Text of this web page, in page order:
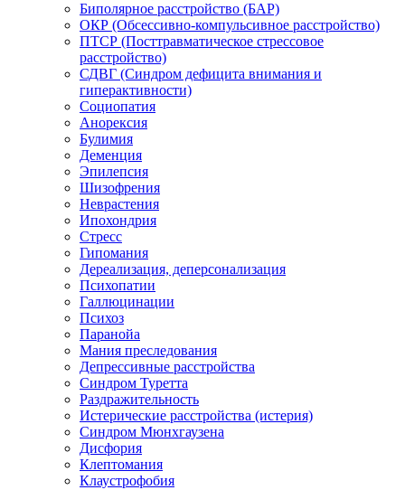
Биполярное расстройство (БАР)
ОКР (Обсессивно-компульсивное расстройство)
ПТСР (Посттравматическое стрессовое
расстройство)
СДВГ (Синдром дефицита внимания и
гиперактивности)
Социопатия
Анорексия
Булимия
Деменция
Эпилепсия
Шизофрения
Неврастения
Ипохондрия
Стресс
Гипомания
Дереализация, деперсонализация
Психопатии
Галлюцинации
Психоз
Паранойа
Мания преследования
Депрессивные расстройства
Синдром Туретта
Раздражительность
Истерические расстройства (истерия)
Синдром Мюнхгаузена
Дисфория
Клептомания
Клаустрофобия